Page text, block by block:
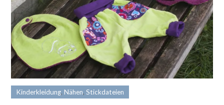
Kinderkleidung,Nähen,Stickdateien